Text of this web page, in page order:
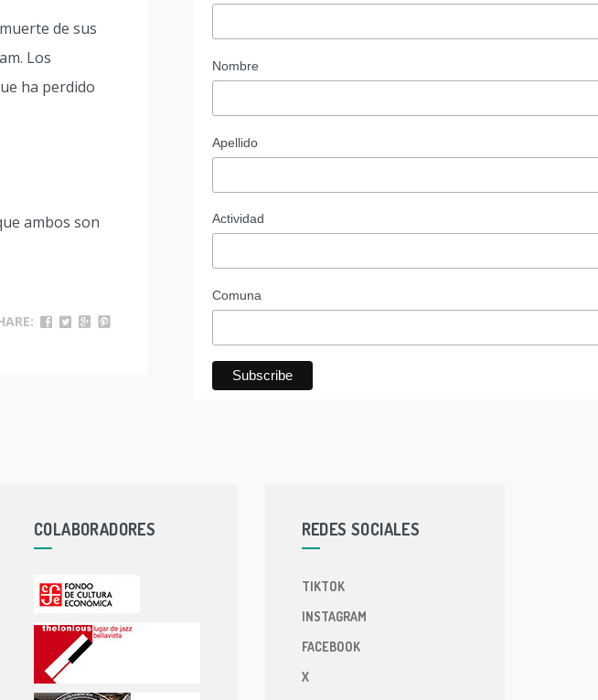
de sus
Los
ha perdido
ambos son
Nombre
Apellido
Actividad
Comuna
COLABORADORES REDES SOCIALES
TIKTOK
INSTAGRAM
FACEBOOK
X